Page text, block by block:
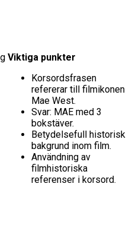
Viktiga punkter
Korsordsfrasen
refererar till filmikonen
Mae West.
Svar: MAE med 3
bokstäver.
Betydelsefull historisk
bakgrund inom film.
Användning av
filmhistoriska
referenser i korsord.